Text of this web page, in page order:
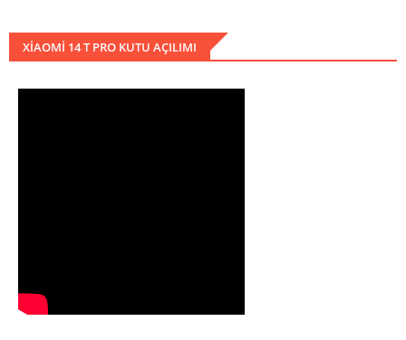
XIAOMI 14 T PRO KUTU AÇILIMI